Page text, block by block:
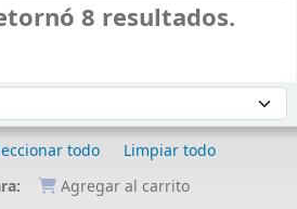
8 resultados.
todo
Limpiar todo
Agregar al carrito